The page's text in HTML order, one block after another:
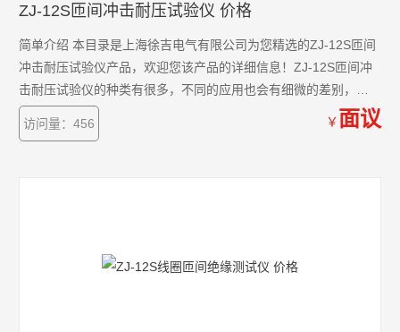
ZJ-12S匝间冲击耐压试验仪 价格
简单介绍 本目录是上海徐吉电气有限公司为您精选的ZJ-12S匝间
冲击耐压试验仪产品，欢迎您该产品的详细信息！ZJ-12S匝间冲
击耐压试验仪的种类有很多，不同的应用也会有细微的差别，本
公司为您提供*的解决方案。
访问量：456
￥ 面议